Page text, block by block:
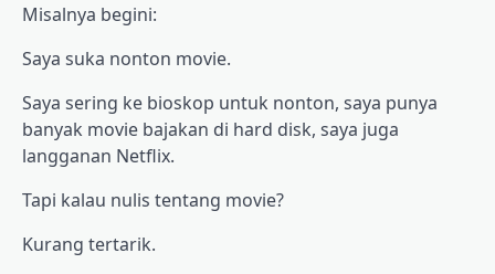
Misalnya begini:
Saya suka nonton movie.
Saya sering ke bioskop untuk nonton, saya punya
banyak movie bajakan di hard disk, saya juga
langganan Netflix.
Tapi kalau nulis tentang movie?
Kurang tertarik.